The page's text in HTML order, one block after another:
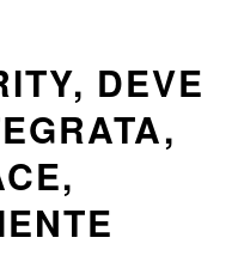
DEVE